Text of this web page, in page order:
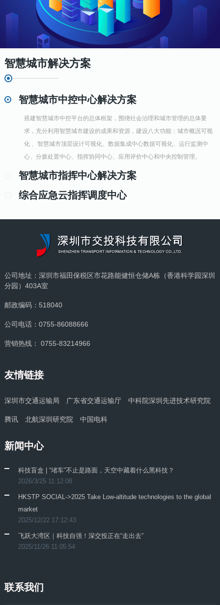
智慧城市解决方案
智慧城市中控中心解决方案
搭建智慧城市中控平台的总体框架，围绕社会治理和城市管理的总体要
求，充分利用智慧城市建设的成果和资源，建设八大功能：城市概况可视
化 、智慧城市顶层设计可视化、数据集成中心数据可视化、运行监测中
心、分拨处置中心、指挥协同中心、应用评价中心和中央控制管理。
智慧城市指挥中心解决方案
综合应急云指挥调度中心
公司地址：深圳市福田保税区市花路能健恒仓储A栋（香港科学园深圳
分园）403A室
邮政编码：518040
公司电话：0755-86088666
营销热线： 0755-83214966
友情链接
深圳市交通运输局 广东省交通运输厅 中科院深圳先进技术研究院
腾讯 北航深圳研究院 中国电科
新闻中心
科技盲盒 | “堵车”不止是路面，天空中藏着什么黑科技？
2026/3/25 11:12:08
HKSTP SOCIAL->2025 Take Low-altitude technologies to the global
market
2025/12/22 17:12:43
飞跃大湾区｜科技自强！深交投正在“走出去”
2025/11/26 11:05:54
联系我们